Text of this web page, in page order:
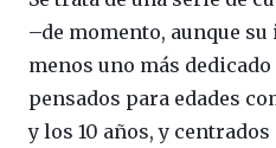
–de momento, aunque
menos uno más dedicado
pensados para edades
y los 10 años, y